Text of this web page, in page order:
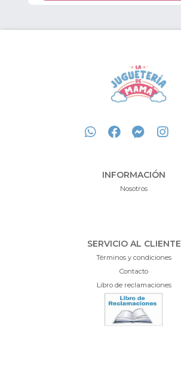
INFORMACIÓN
Nosotros
SERVICIO AL CLIENTE
Términos y condiciones
Contacto
Libro de reclamaciones